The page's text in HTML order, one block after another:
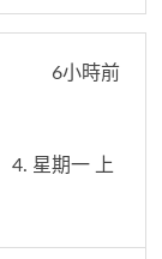
6小時前
4. 星期一 上